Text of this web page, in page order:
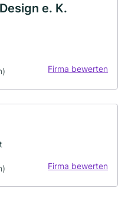
e. K.
Firma bewerten
Firma bewerten